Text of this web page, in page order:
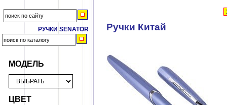
РУЧКИ SENATOR
МОДЕЛЬ
ЦВЕТ
Ручки Китай